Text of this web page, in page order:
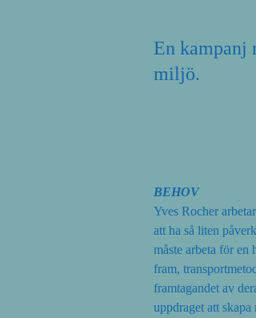
En kampanj
miljö.
BEHOV
Yves Rocher
att ha så liten
måste arbeta för en
fram,
framtagandet av
uppdraget att